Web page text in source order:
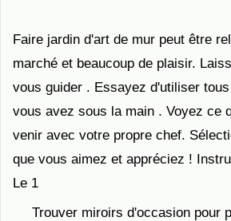
Faire jardin d'art de mur peut être
marché et beaucoup de plaisir.
vous guider . Essayez d'utiliser
vous avez sous la main . Voyez ce
venir avec votre propre chef.
que vous aimez et appréciez !
Le 1
Trouver miroirs d'occasion pour